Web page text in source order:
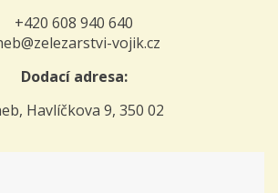
+420 608 940 640
vojik.cz
Dodací adresa:
Havlíčkova 9, 350 02